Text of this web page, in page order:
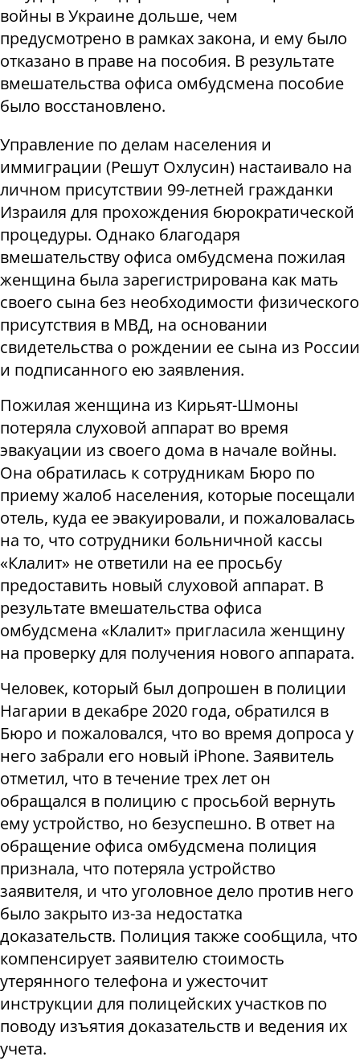
войны в Украине дольше, чем
предусмотрено в рамках закона, и ему было
отказано в праве на пособия. В результате
вмешательства офиса омбудсмена пособие
было восстановлено.
Управление по делам населения и
иммиграции (Решут Охлусин) настаивало на
личном присутствии 99-летней гражданки
Израиля для прохождения бюрократической
процедуры. Однако благодаря
вмешательству офиса омбудсмена пожилая
женщина была зарегистрирована как мать
своего сына без необходимости физического
присутствия в МВД, на основании
свидетельства о рождении ее сына из России
и подписанного ею заявления.
Пожилая женщина из Кирьят-Шмоны
потеряла слуховой аппарат во время
эвакуации из своего дома в начале войны.
Она обратилась к сотрудникам Бюро по
приему жалоб населения, которые посещали
отель, куда ее эвакуировали, и пожаловалась
на то, что сотрудники больничной кассы
«Клалит» не ответили на ее просьбу
предоставить новый слуховой аппарат. В
результате вмешательства офиса
омбудсмена «Клалит» пригласила женщину
на проверку для получения нового аппарата.
Человек, который был допрошен в полиции
Нагарии в декабре 2020 года, обратился в
Бюро и пожаловался, что во время допроса у
него забрали его новый iPhone. Заявитель
отметил, что в течение трех лет он
обращался в полицию с просьбой вернуть
ему устройство, но безуспешно. В ответ на
обращение офиса омбудсмена полиция
признала, что потеряла устройство
заявителя, и что уголовное дело против него
было закрыто из-за недостатка
доказательств. Полиция также сообщила, что
компенсирует заявителю стоимость
утерянного телефона и ужесточит
инструкции для полицейских участков по
поводу изъятия доказательств и ведения их
учета.